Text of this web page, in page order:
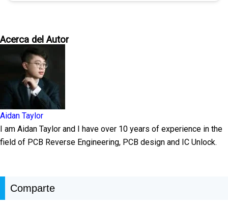
Acerca del Autor
Aidan Taylor
I am Aidan Taylor and I have over 10 years of experience in the
field of PCB Reverse Engineering, PCB design and IC Unlock.
Comparte